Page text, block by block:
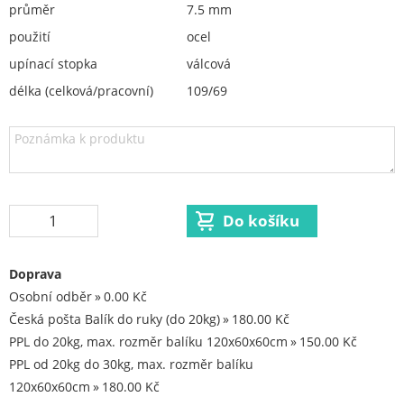
Diamantové kotouče a oživovací kameny
Pilové kotouče
Spojovací materiál - sklad Louny
Spojovací materiál Hašpl
Stavební chemie DenBraven
Dedra nářadí
Procraft
Kubis
Prodejna LOUNY - nezařazené
Pracovní oděvy
průměr
7.5 mm
použití
ocel
upínací stopka
válcová
délka (celková/pracovní)
109/69
Doprava
Osobní odběr
0.00 Kč
Česká pošta Balík do ruky (do 20kg)
180.00 Kč
PPL do 20kg, max. rozměr balíku 120x60x60cm
150.00 Kč
PPL od 20kg do 30kg, max. rozměr balíku
120x60x60cm
180.00 Kč